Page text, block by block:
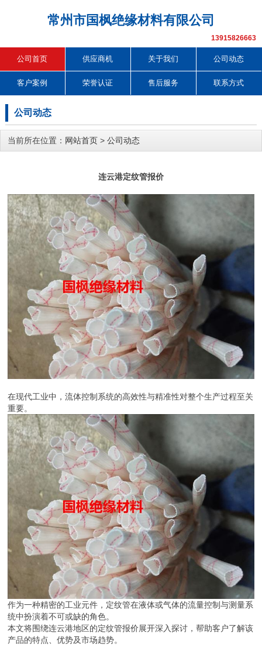
常州市国枫绝缘材料有限公司
13915826663
公司首页 供应商机 关于我们 公司动态
客户案例 荣誉认证 售后服务 联系方式
公司动态
当前所在位置： 网站首页 > 公司动态
连云港定纹管报价
在现代工业中，流体控制系统的高效性与精准性对整个生产过程至关
重要。
作为一种精密的工业元件，定纹管在液体或气体的流量控制与测量系
统中扮演着不可或缺的角色。
本文将围绕连云港地区的定纹管报价展开深入探讨，帮助客户了解该
产品的特点、优势及市场趋势。